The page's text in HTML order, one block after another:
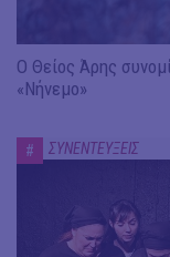
Ο Θείος Άρης
«Νήνεμο»
# ΣΥΝΕΝΤΕΥΞΕΙΣ